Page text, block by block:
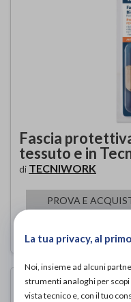
Fascia
tessuto e in
di TECNIWORK
PROVA E
La tua privacy, al
Noi, insieme ad alcuni
strumenti analoghi per
vista tecnico e, con il tuo